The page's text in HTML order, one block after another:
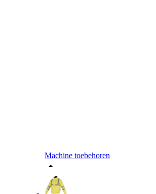
Machine toebehoren